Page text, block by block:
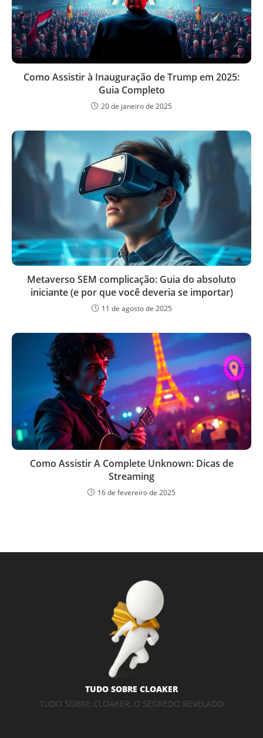
Como Assistir à Inauguração de Trump em 2025:
Guia Completo
20 de janeiro de 2025
Metaverso SEM complicação: Guia do absoluto
iniciante (e por que você deveria se importar)
11 de agosto de 2025
Como Assistir A Complete Unknown: Dicas de
Streaming
16 de fevereiro de 2025
TUDO SOBRE CLOAKER
TUDO SOBRE CLOAKER, O SEGREDO REVELADO